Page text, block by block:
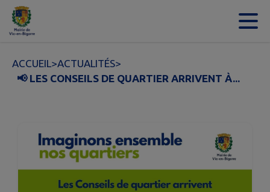
Contenu
ACCUEIL>ACTUALITÉS>
📢 LES CONSEILS DE QUARTIER ARRIVENT À...